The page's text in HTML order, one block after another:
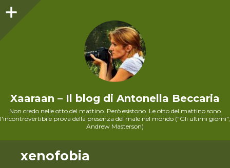
Xaaraan – Il blog di Antonella Beccaria
Non credo nelle otto del mattino. Però esistono. Le otto del mattino sono
l'incontrovertibile prova della presenza del male nel mondo ("Gli ultimi giorni",
Andrew Masterson)
xenofobia